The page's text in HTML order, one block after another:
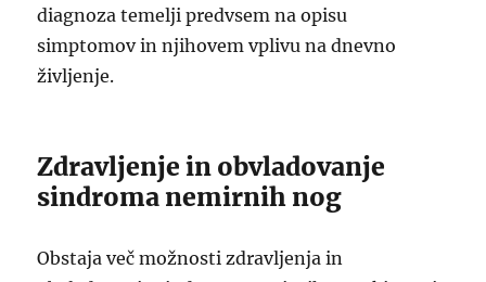
diagnoza temelji predvsem na opisu
simptomov in njihovem vplivu na dnevno
življenje.
Zdravljenje in obvladovanje
sindroma nemirnih nog
Obstaja več možnosti zdravljenja in